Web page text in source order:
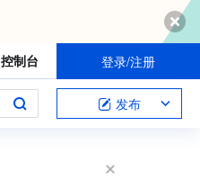
控制台 登录/注册
发布